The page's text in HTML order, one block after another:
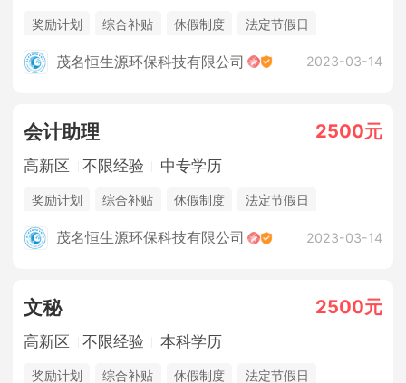
奖励计划 综合补贴 休假制度
法定节假日
三险一金
茂名恒生源环保科技有限公司 2023-03-14
会计助理 2500元
高新区 不限经验 中专学历
奖励计划 综合补贴 休假制度
法定节假日
三险一金
茂名恒生源环保科技有限公司 2023-03-14
文秘 2500元
高新区 不限经验 本科学历
奖励计划 综合补贴 休假制度 法定节假日